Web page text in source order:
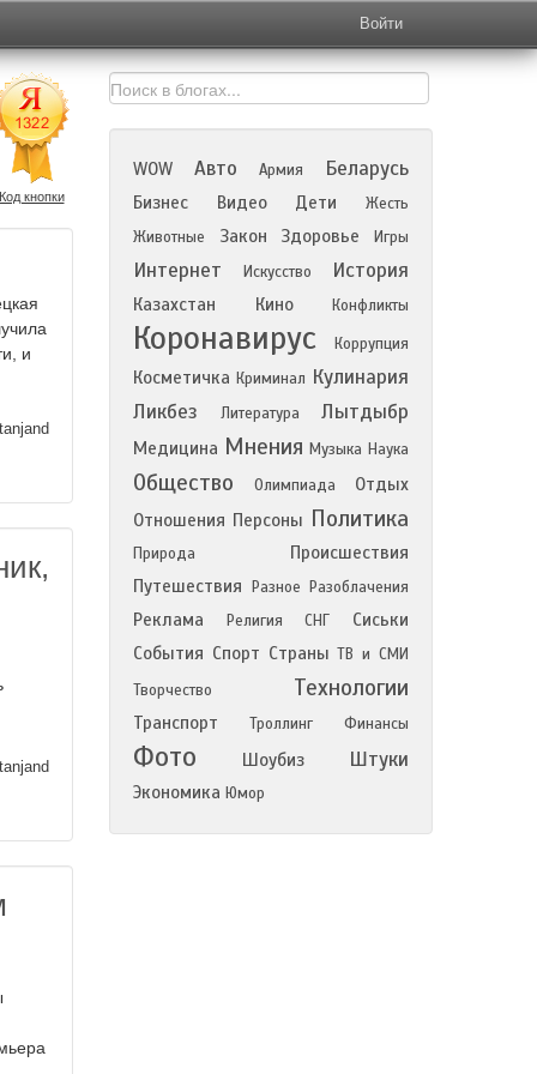
Войти
Код кнопки
и
tanjand
tanjand
WOW Авто Армия Беларусь
Бизнес Видео Дети
Жесть
Животные
Закон Здоровье Игры
Интернет Искусство История
Казахстан Кино Конфликты
Коронавирус Коррупция
Косметичка Криминал Кулинария
Ликбез
Литература Лытдыбр
Медицина Мнения Музыка Наука
Общество Олимпиада
Отдых
Отношения Персоны Политика
Природа
Происшествия
Путешествия
Разное Разоблачения
Реклама Религия СНГ
Сиськи
События Спорт Страны ТВ и СМИ
Творчество
Технологии
Транспорт Троллинг Финансы
Фото Шоубиз Штуки
Экономика Юмор